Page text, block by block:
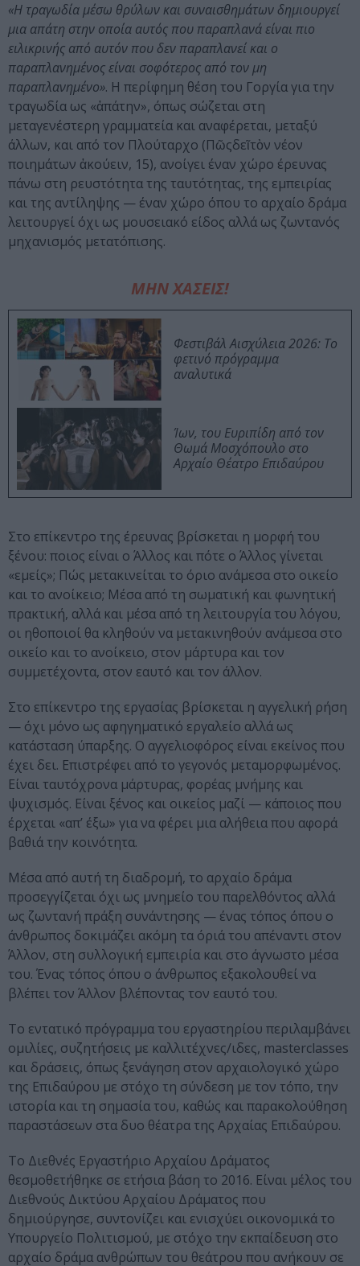
«Η τραγωδία μέσω θρύλων και συναισθημάτων δημιουργεί
μια απάτη στην οποία αυτός που παραπλανά είναι πιο
ειλικρινής από αυτόν που δεν παραπλανεί και ο
παραπλανημένος είναι σοφότερος από τον μη
παραπλανημένο». Η περίφημη θέση του Γοργία για την
τραγωδία ως «ἀπάτην», όπως σώζεται στη
μεταγενέστερη γραμματεία και αναφέρεται, μεταξύ
άλλων, και από τον Πλούταρχο (Πῶςδεῖτὸν νέον
ποιημάτων ἀκούειν, 15), ανοίγει έναν χώρο έρευνας
πάνω στη ρευστότητα της ταυτότητας, της εμπειρίας
και της αντίληψης — έναν χώρο όπου το αρχαίο δράμα
λειτουργεί όχι ως μουσειακό είδος αλλά ως ζωντανός
μηχανισμός μετατόπισης.
ΜΗΝ ΧΑΣΕΙΣ!
Φεστιβάλ Αισχύλεια 2026: Το
φετινό πρόγραμμα
αναλυτικά
Ίων, του Ευριπίδη από τον
Θωμά Μοσχόπουλο στο
Αρχαίο Θέατρο Επιδαύρου
Στο επίκεντρο της έρευνας βρίσκεται η μορφή του
ξένου: ποιος είναι ο Άλλος και πότε ο Άλλος γίνεται
«εμείς»; Πώς μετακινείται το όριο ανάμεσα στο οικείο
και το ανοίκειο; Μέσα από τη σωματική και φωνητική
πρακτική, αλλά και μέσα από τη λειτουργία του λόγου,
οι ηθοποιοί θα κληθούν να μετακινηθούν ανάμεσα στο
οικείο και το ανοίκειο, στον μάρτυρα και τον
συμμετέχοντα, στον εαυτό και τον άλλον.
Στο επίκεντρο της εργασίας βρίσκεται η αγγελική ρήση
— όχι μόνο ως αφηγηματικό εργαλείο αλλά ως
κατάσταση ύπαρξης. Ο αγγελιοφόρος είναι εκείνος που
έχει δει. Επιστρέφει από το γεγονός μεταμορφωμένος.
Είναι ταυτόχρονα μάρτυρας, φορέας μνήμης και
ψυχισμός. Είναι ξένος και οικείος μαζί — κάποιος που
έρχεται «απ’ έξω» για να φέρει μια αλήθεια που αφορά
βαθιά την κοινότητα.
Μέσα από αυτή τη διαδρομή, το αρχαίο δράμα
προσεγγίζεται όχι ως μνημείο του παρελθόντος αλλά
ως ζωντανή πράξη συνάντησης — ένας τόπος όπου ο
άνθρωπος δοκιμάζει ακόμη τα όριά του απέναντι στον
Άλλον, στη συλλογική εμπειρία και στο άγνωστο μέσα
του. Ένας τόπος όπου ο άνθρωπος εξακολουθεί να
βλέπει τον Άλλον βλέποντας τον εαυτό του.
Το εντατικό πρόγραμμα του εργαστηρίου περιλαμβάνει
ομιλίες, συζητήσεις με καλλιτέχνες/ιδες, masterclasses
και δράσεις, όπως ξενάγηση στον αρχαιολογικό χώρο
της Επιδαύρου με στόχο τη σύνδεση με τον τόπο, την
ιστορία και τη σημασία του, καθώς και παρακολούθηση
παραστάσεων στα δυο θέατρα της Αρχαίας Επιδαύρου.
Το Διεθνές Εργαστήριο Αρχαίου Δράματος
θεσμοθετήθηκε σε ετήσια βάση το 2016. Είναι μέλος του
Διεθνούς Δικτύου Αρχαίου Δράματος που
δημιούργησε, συντονίζει και ενισχύει οικονομικά το
Υπουργείο Πολιτισμού, με στόχο την εκπαίδευση στο
αρχαίο δράμα ανθρώπων του θεάτρου που ανήκουν σε